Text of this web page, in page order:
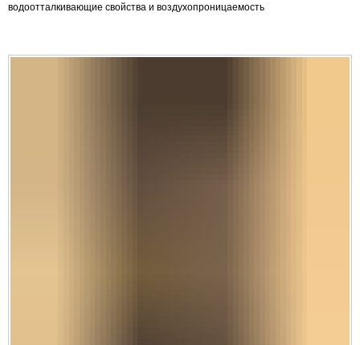
водоотталкивающие свойства и воздухопроницаемость